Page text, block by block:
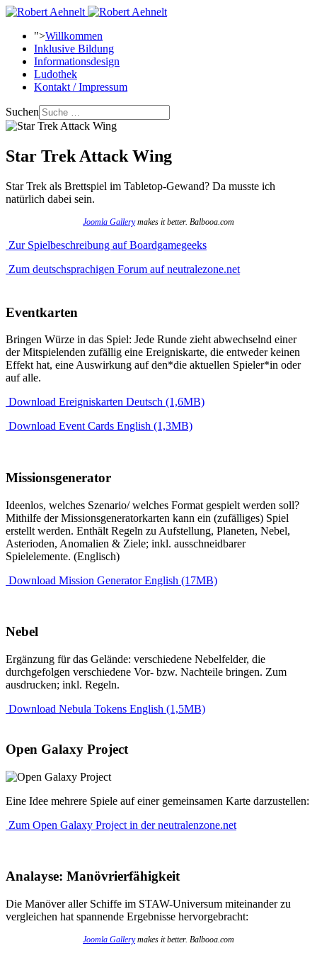
">Willkommen
Inklusive Bildung
Informationsdesign
Ludothek
Kontakt / Impressum
Suchen
Star Trek Attack Wing
Star Trek als Brettspiel im Tabletop-Gewand? Da musste ich
natürlich dabei sein.
Joomla Gallerymakes it better. Balbooa.com
Zur Spielbeschreibung auf Boardgamegeeks
Zum deutschsprachigen Forum auf neutralezone.net
Eventkarten
Bringen Würze in das Spiel: Jede Runde zieht abwechselnd einer
der Mitspielenden zufällig eine Ereigniskarte, die entweder keinen
Effekt hat, eine Auswirkung auf den*die aktuellen Spieler*in oder
auf alle.
Download Ereigniskarten Deutsch (1,6MB)
Download Event Cards English (1,3MB)
Missionsgenerator
Ideenlos, welches Szenario/ welches Format gespielt werden soll?
Mithilfe der Missionsgeneratorkarten kann ein (zufälliges) Spiel
erstellt werden. Enthält Regeln zu Aufstellung, Planeten, Nebel,
Asterioden, Anomalien & Ziele; inkl. ausschneidbarer
Spielelemente. (Englisch)
Download Mission Generator English (17MB)
Nebel
Ergänzung für das Gelände: verschiedene Nebelfelder, die
durchgefolgen verschiedene Vor- bzw. Nachteile bringen. Zum
ausdrucken; inkl. Regeln.
Download Nebula Tokens English (1,5MB)
Open Galaxy Project
Eine Idee mehrere Spiele auf einer gemeinsamen Karte darzustellen:
Zum Open Galaxy Project in der neutralenzone.net
Analayse: Manövrierfähigkeit
Die Manöver aller Schiffe im STAW-Universum miteinander zu
vergleichen hat spannende Ergebnisse hervorgebracht:
Joomla Gallerymakes it better. Balbooa.com